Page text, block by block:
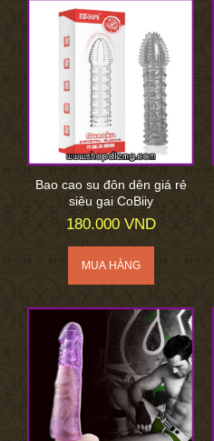
Bao cao su đôn dên giá rẻ
siêu gai CoBiiy
180.000 VND